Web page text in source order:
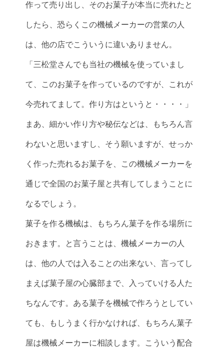
作って売り出し、そのお菓子が本当に売れたと
したら、恐らくこの機械メーカーの営業の人
は、他の店でこういうに違いありません。
「三松堂さんでも当社の機械を使っていまし
て、このお菓子を作っているのですが、これが
今売れてまして。作り方はというと・・・・」
まあ、細かい作り方や秘伝などは、もちろん言
わないと思いますし、そう願いますが、せっか
く作った売れるお菓子を、この機械メーカーを
通じで全国のお菓子屋と共有してしまうことに
なるでしょう。
菓子を作る機械は、もちろん菓子を作る場所に
おきます。と言うことは、機械メーカーの人
は、他の人では入ることの出来ない、言ってし
まえば菓子屋の心臓部まで、入っていける人た
ちなんです。ある菓子を機械で作ろうとしてい
ても、もしうまく行かなければ、もちろん菓子
屋は機械メーカーに相談します。こういう配合